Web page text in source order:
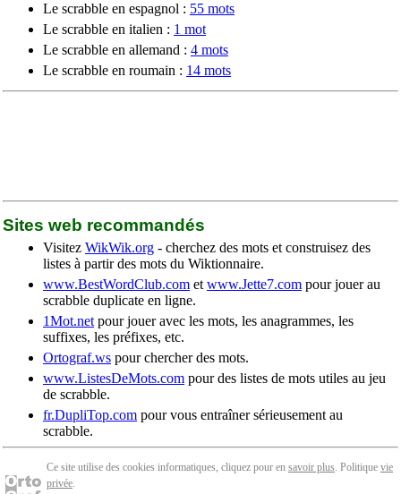
Le scrabble en espagnol : 55 mots
Le scrabble en italien : 1 mot
Le scrabble en allemand : 4 mots
Le scrabble en roumain : 14 mots
Sites web recommandés
Visitez WikWik.org - cherchez des mots et construisez des
listes à partir des mots du Wiktionnaire.
www.BestWordClub.com et www.Jette7.com pour jouer au
scrabble duplicate en ligne.
1Mot.net pour jouer avec les mots, les anagrammes, les
suffixes, les préfixes, etc.
Ortograf.ws pour chercher des mots.
www.ListesDeMots.com pour des listes de mots utiles au jeu
de scrabble.
fr.DupliTop.com pour vous entraîner sérieusement au
scrabble.
Ce site utilise des cookies informatiques, cliquez pour en savoir plus. Politique vie
privée.